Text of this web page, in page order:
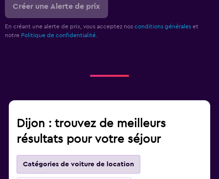
Créer une Alerte de prix
En créant une alerte de prix, vous acceptez nos conditions générales et
notre Politique de confidentialité.
Dijon : trouvez de meilleurs
résultats pour votre séjour
Catégories de voiture de location